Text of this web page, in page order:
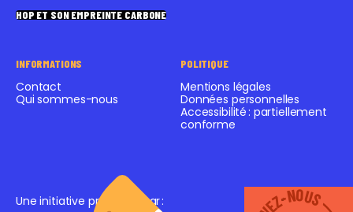
HOP ET SON EMPREINTE CARBONE
INFORMATIONS
Contact
Qui sommes-nous
POLITIQUE
Mentions légales
Données personnelles
Accessibilité : partiellement
conforme
Une initiative proposée par: